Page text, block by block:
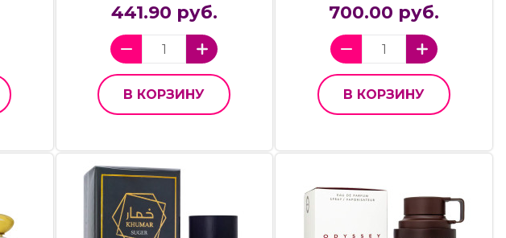
441.90 руб.
В КОРЗИНУ
700.00 руб.
В КОРЗИНУ